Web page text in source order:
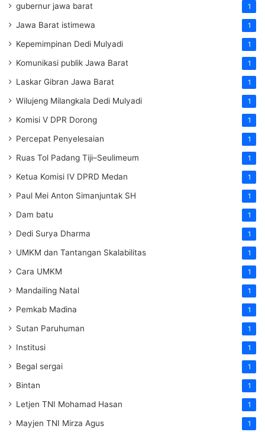
gubernur jawa barat 1
Jawa Barat istimewa 1
Kepemimpinan Dedi Mulyadi 1
Komunikasi publik Jawa Barat 1
Laskar Gibran Jawa Barat 1
Wilujeng Milangkala Dedi Mulyadi 1
Komisi V DPR Dorong 1
Percepat Penyelesaian 1
Ruas Tol Padang Tiji–Seulimeum 1
Ketua Komisi IV DPRD Medan 1
Paul Mei Anton Simanjuntak SH 1
Dam batu 1
Dedi Surya Dharma 1
UMKM dan Tantangan Skalabilitas 1
Cara UMKM 1
Mandailing Natal 1
Pemkab Madina 1
Sutan Paruhuman 1
Institusi 1
Begal sergai 1
Bintan 1
Letjen TNI Mohamad Hasan 1
Mayjen TNI Mirza Agus 1